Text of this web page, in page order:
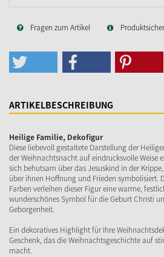
Fragen zum Artikel
ARTIKELBESCHREIBUNG
Heilige Familie, Dekofigur
Diese liebevoll gestaltete Darstellung der
der Weihnachtsnacht auf eindrucksvolle Weise
sich behutsam über das Jesuskind in der
über ihnen Hoffnung und Frieden symbolisiert.
Farben verleihen dieser Figur eine warme,
wunderschönes Symbol für die Geburt Christi
Geborgenheit.
Ein dekoratives Highlight für Ihre
Geschenk, das die Weihnachtsgeschichte auf
macht.